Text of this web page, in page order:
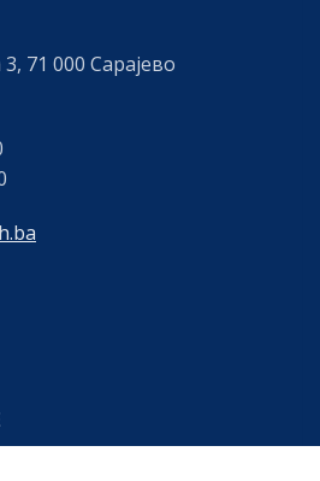
71 000 Сарајево